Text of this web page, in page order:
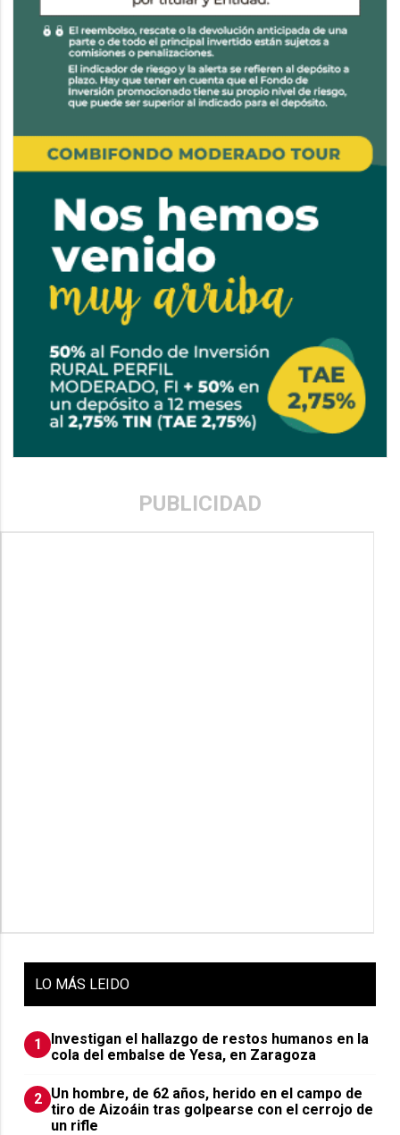
PUBLICIDAD
LO MÁS LEIDO
1
Investigan el hallazgo de restos humanos en la
cola del embalse de Yesa, en Zaragoza
2 Un hombre, de 62 años, herido en el campo de
tiro de Aizoáin tras golpearse con el cerrojo de
un rifle